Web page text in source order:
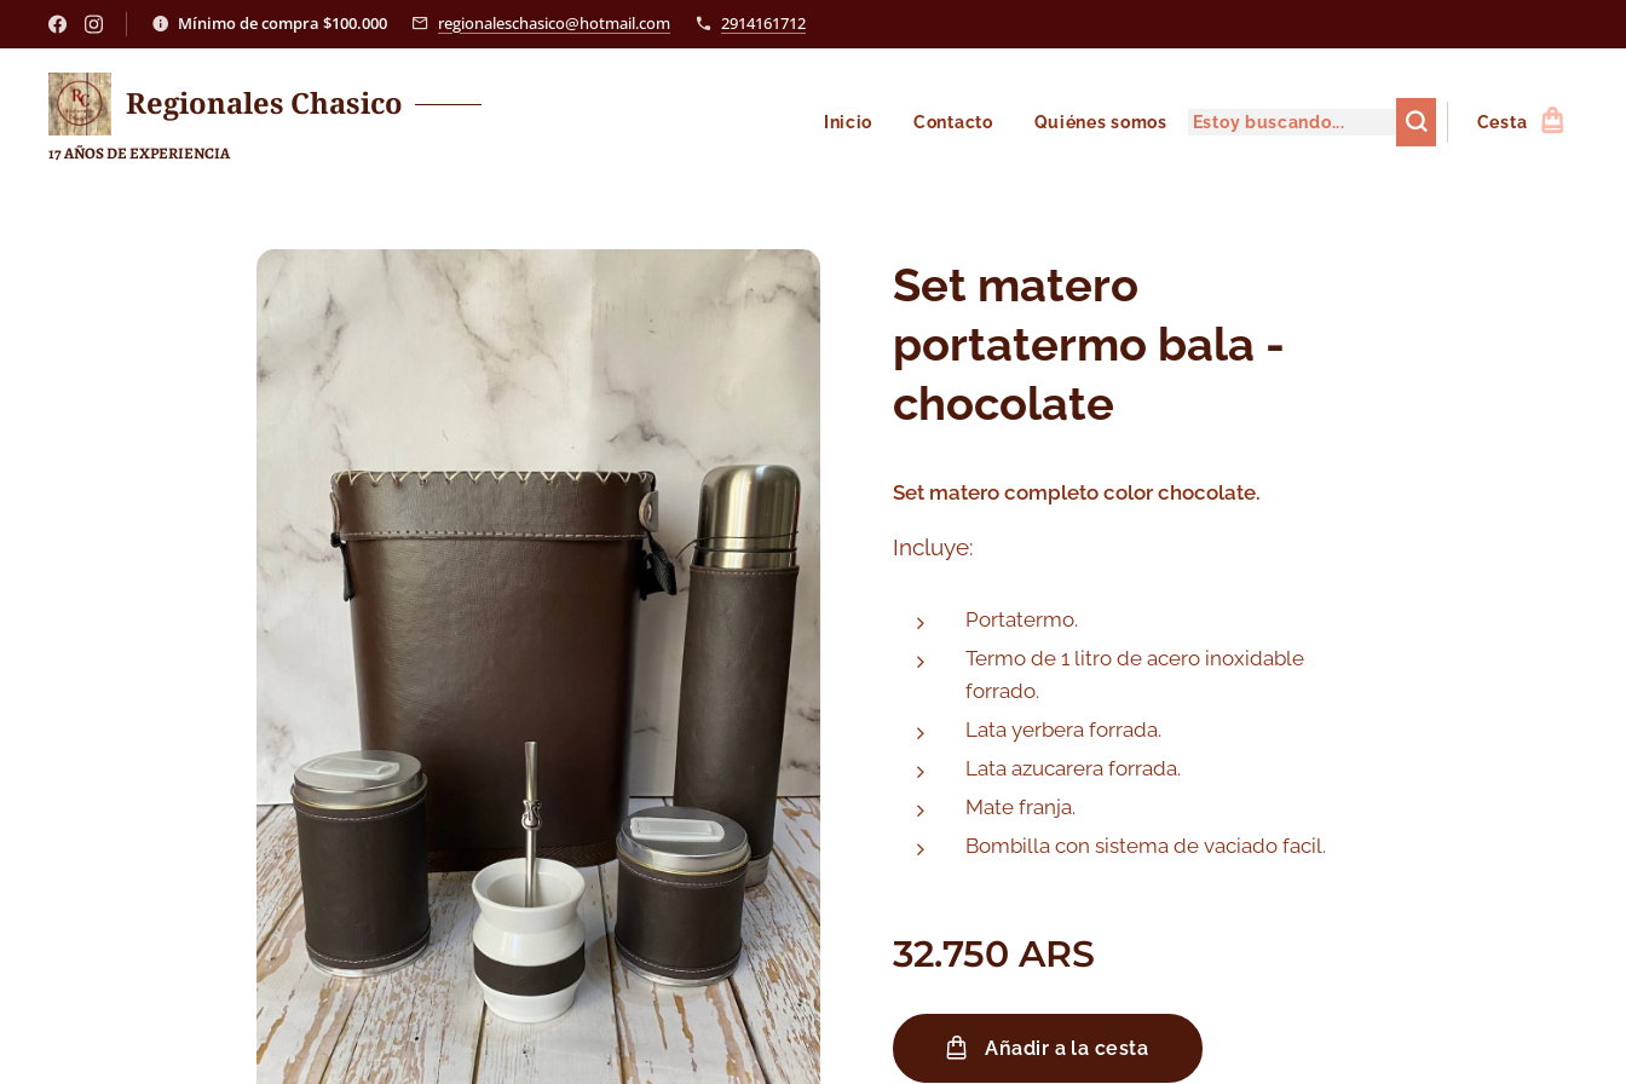
Mínimo de compra $100.000 regionaleschasico@hotmail.com 2914161712
Regionales Chasico
17 AÑOS DE EXPERIENCIA
Inicio Contacto Quiénes somos Cesta
Set matero
portatermo bala -
chocolate
Set matero completo color chocolate.
Incluye:
Portatermo.
Termo de 1 litro de acero inoxidable
forrado.
Lata yerbera forrada.
Lata azucarera forrada.
Mate franja.
Bombilla con sistema de vaciado facil.
32.750 ARS
Añadir a la cesta